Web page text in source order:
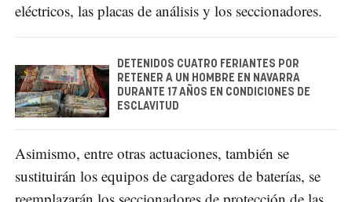
eléctricos, las placas de análisis y los seccionadores.
DETENIDOS CUATRO FERIANTES POR
RETENER A UN HOMBRE EN NAVARRA
DURANTE 17 AÑOS EN CONDICIONES DE
ESCLAVITUD
Asimismo, entre otras actuaciones, también se
sustituirán los equipos de cargadores de baterías, se